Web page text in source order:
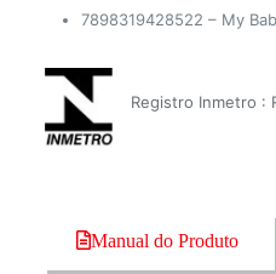
7898319428522 – My
Registro Inmetro :
Manual do Produto